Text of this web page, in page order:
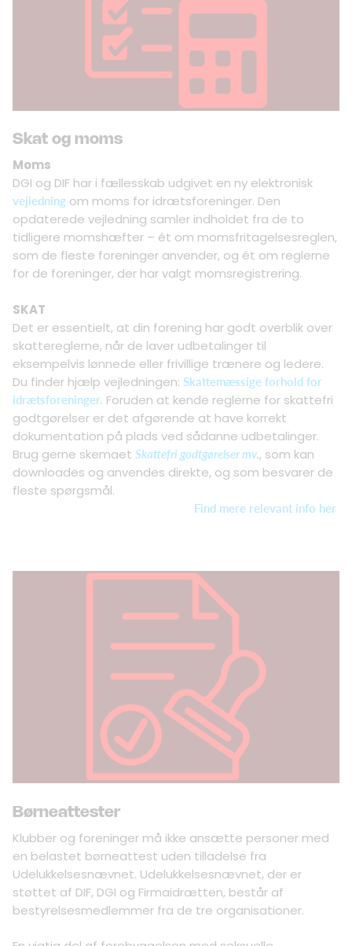
Skat og moms
Moms
DGI og DIF har i fællesskab udgivet en ny elektronisk
vejledning om moms for idrætsforeninger. Den
opdaterede vejledning samler indholdet fra de to
tidligere momshæfter – ét om momsfritagelsesreglen,
som de fleste foreninger anvender, og ét om reglerne
for de foreninger, der har valgt momsregistrering.
SKAT
Det er essentielt, at din forening har godt overblik over
skattereglerne, når de laver udbetalinger til
eksempelvis lønnede eller frivillige trænere og ledere.
Du finder hjælp vejledningen: Skattemæssige forhold for
idrætsforeninger. Foruden at kende reglerne for skattefri
godtgørelser er det afgørende at have korrekt
dokumentation på plads ved sådanne udbetalinger.
Brug gerne skemaet Skattefri godtgørelser mv., som kan
downloades og anvendes direkte, og som besvarer de
fleste spørgsmål.
Find mere relevant info her
Børneattester
Klubber og foreninger må ikke ansætte personer med
en belastet børneattest uden tilladelse fra
Udelukkelsesnævnet. Udelukkelsesnævnet, der er
støttet af DIF, DGI og Firmaidrætten, består af
bestyrelsesmedlemmer fra de tre organisationer.